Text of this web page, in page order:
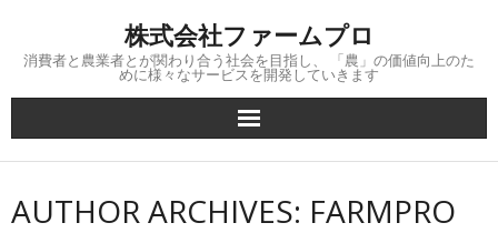
content
株式会社ファームプロ
消費者と農業者とが関わり合う社会を目指し、 「農」の価値向上のた
めに様々なサービスを開発していきます
AUTHOR ARCHIVES: FARMPRO